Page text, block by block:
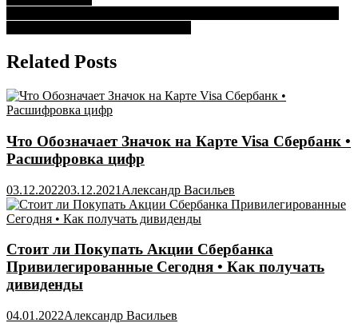
по
записям
Related Posts
Что Обозначает Значок на Карте Visa Сбербанк •
Расшифровка цифр
03.12.202203.12.2021 Александр Васильев
Стоит ли Покупать Акции Сбербанка
Привилегированные Сегодня • Как получать
дивиденды
04.01.2022Александр Васильев